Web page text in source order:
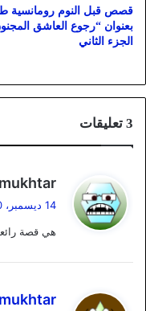
قصص قبل النوم رومانسية
بعنوان “رجوع العاشق
الجزء الثاني
‫3 تعليقات
ي
ل
14 ديسمبر، 2020 الساعة 7:22 ص
هي قصة
ي